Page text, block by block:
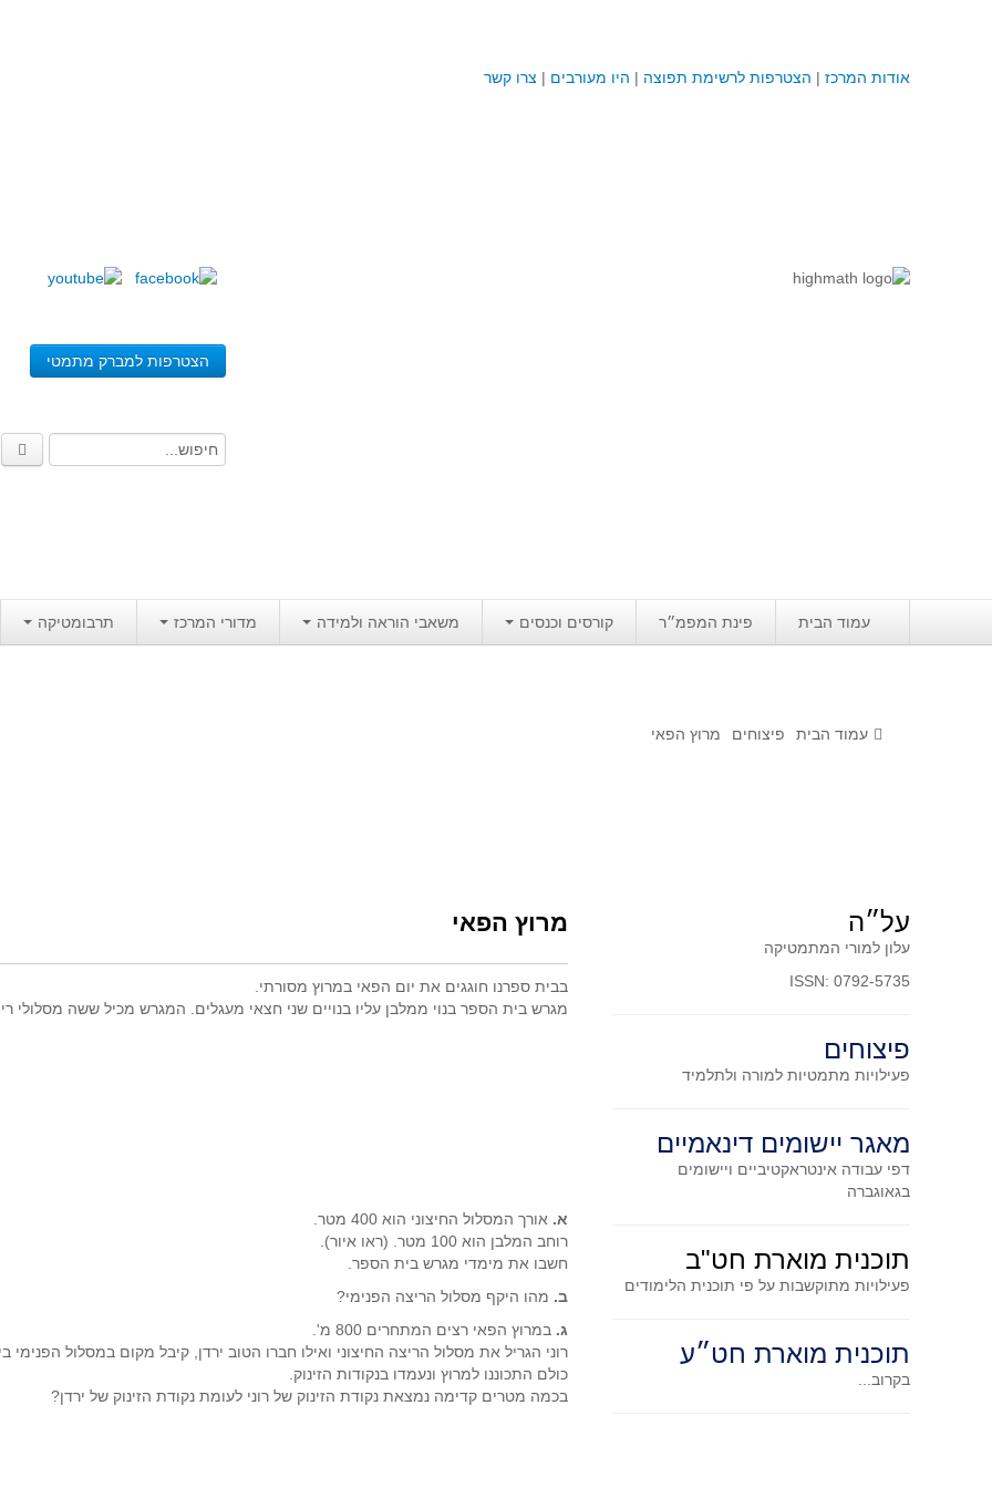
אודות המרכז | הצטרפות לרשימת תפוצה | היו מעורבים | צרו קשר
הצטרפות למברק מתמטי
עמוד הבית פינת המפמ״ר קורסים וכנסים משאבי הוראה ולמידה מדורי המרכז תרבומטיקה
עמוד הבית פיצוחים מרוץ הפאי
מרוץ הפאי
בבית ספרנו חוגגים את יום הפאי במרוץ מסורתי.
מגרש בית הספר בנוי ממלבן עליו בנויים שני חצאי מעגלים. המגרש מכיל ששה מסלולי
א. אורך המסלול החיצוני הוא 400 מטר.
רוחב המלבן הוא 100 מטר. (ראו איור).
חשבו את מימדי מגרש בית הספר.
ב. מהו היקף מסלול הריצה הפנימי?
ג. במרוץ הפאי רצים המתחרים 800 מ'.
רוני הגריל את מסלול הריצה החיצוני ואילו חברו הטוב ירדן, קיבל מקום במסלול הפנימי
כולם התכוננו למרוץ ונעמדו בנקודות הזינוק.
בכמה מטרים קדימה נמצאת נקודת הזינוק של רוני לעומת נקודת הזינוק של ירדן?
על״ה
עלון למורי המתמטיקה
ISSN: 0792-5735
פיצוחים
פעילויות מתמטיות למורה ולתלמיד
מאגר יישומים דינאמיים
דפי עבודה אינטראקטיביים ויישומים
בגאוגברה
תוכנית מוארת חט"ב
פעילויות מתוקשבות על פי תוכנית הלימודים
תוכנית מוארת חט״ע
בקרוב...